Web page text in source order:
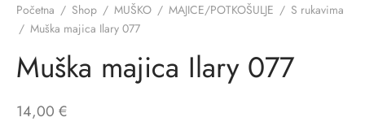
Početna / Shop / MUŠKO / MAJICE/POTKOŠULJE / S rukavima
/ Muška majica Ilary 077
Muška majica Ilary 077
14,00 €